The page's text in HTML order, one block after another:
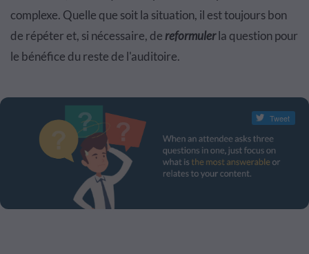
complexe. Quelle que soit la situation, il est toujours bon
de répéter et, si nécessaire, de reformulerla question pour
le bénéfice du reste de l'auditoire.
Tweet